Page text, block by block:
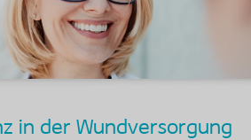
in der Wundversorgung